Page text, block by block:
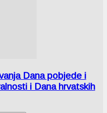
Dana pobjede i
i Dana hrvatskih